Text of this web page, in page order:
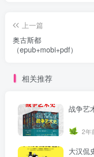
上一篇
奥古斯都
（epub+mobi+pdf）
相关推荐
战争艺
2年
大汉侃